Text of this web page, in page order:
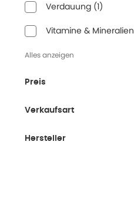
Verdauung (1)
Vitamine & Mineralien
Alles anzeigen
Preis
Verkaufsart
Hersteller